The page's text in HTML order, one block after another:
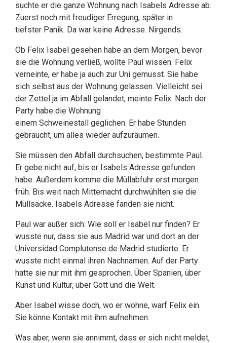
suchte er die ganze Wohnung nach Isabels Adresse ab.
Zuerst noch mit freudiger Erregung, später in
tiefster Panik. Da war keine Adresse. Nirgends.
Ob Felix Isabel gesehen habe an dem Morgen, bevor
sie die Wohnung verließ, wollte Paul wissen. Felix
verneinte, er habe ja auch zur Uni gemusst. Sie habe
sich selbst aus der Wohnung gelassen. Vielleicht sei
der Zettel ja im Abfall gelandet, meinte Felix. Nach der
Party habe die Wohnung
einem Schweinestall geglichen. Er habe Stunden
gebraucht, um alles wieder aufzuräumen.
Sie müssen den Abfall durchsuchen, bestimmte Paul.
Er gebe nicht auf, bis er Isabels Adresse gefunden
habe. Außerdem komme die Müllabfuhr erst morgen
früh. Bis weit nach Mitternacht durchwühlten sie die
Müllsäcke. Isabels Adresse fanden sie nicht.
Paul war außer sich. Wie soll er Isabel nur finden? Er
wusste nur, dass sie aus Madrid war und dort an der
Universidad Complutense de Madrid studierte. Er
wusste nicht einmal ihren Nachnamen. Auf der Party
hatte sie nur mit ihm gesprochen. Über Spanien, über
Kunst und Kultur, über Gott und die Welt.
Aber Isabel wisse doch, wo er wohne, warf Felix ein.
Sie könne Kontakt mit ihm aufnehmen.
Was aber, wenn sie annimmt, dass er sich nicht meldet,